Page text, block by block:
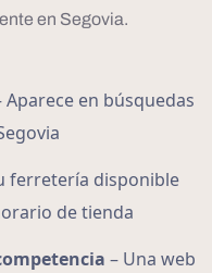
en Segovia.
Aparece en búsquedas
ferretería disponible
de tienda
– Una web